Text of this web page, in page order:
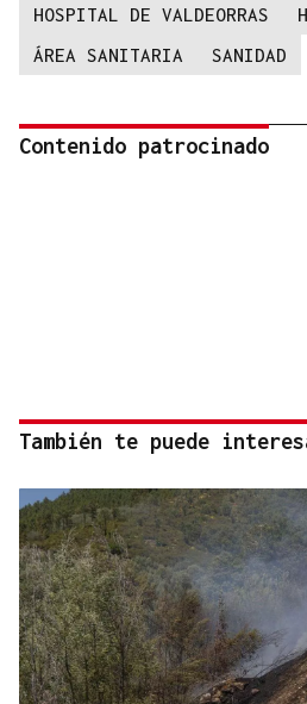
HOSPITAL DE VALDEORRAS
ÁREA SANITARIA
SANIDAD
Contenido patrocinado
También te puede